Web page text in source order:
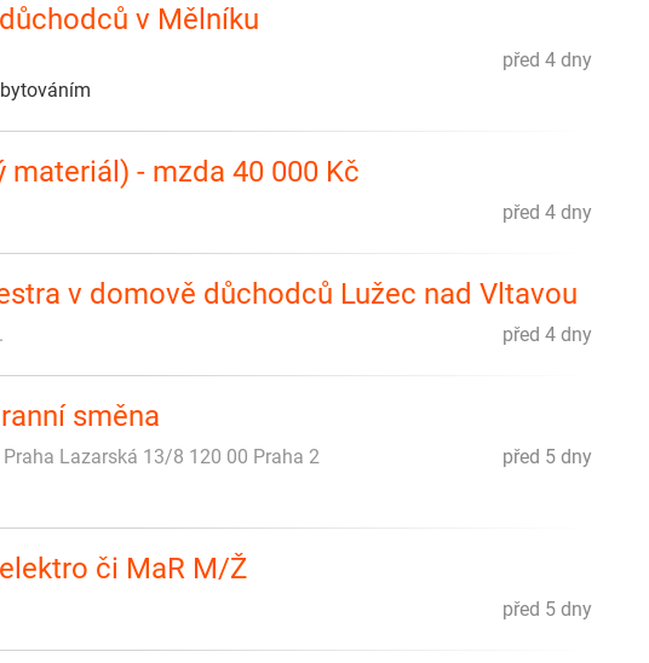
v Mělníku
před 4 dny
materiál) - mzda 40 000 Kč
před 4 dny
v domově důchodců Lužec nad Vltavou
před 4 dny
směna
před 5 dny
Lazarská 13/8 120 00 Praha 2
či MaR M/Ž
před 5 dny